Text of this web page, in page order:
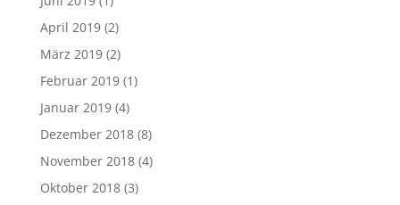
April 2019(2)
März 2019(2)
Februar 2019(1)
Januar 2019(4)
Dezember 2018(8)
November 2018(4)
Oktober 2018(3)